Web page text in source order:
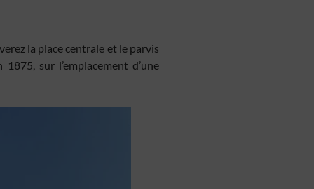
la place centrale et le parvis
sur l’emplacement d’une